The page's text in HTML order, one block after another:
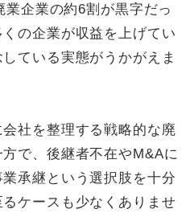
企業の約6割が黒字だっ
の企業が収益を上げてい
ている実態がうかがえま
社を整理する戦略的な廃
で、後継者不在やM&Aに
承継という選択肢を十分
ケースも少なくありませ